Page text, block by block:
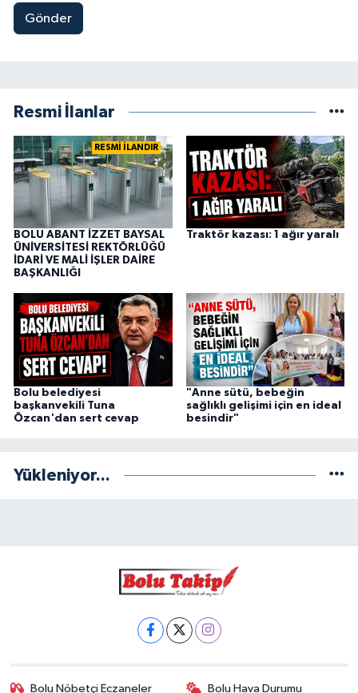
Gönder
Resmi İlanlar
RESMİ İLANDIR
BOLU ABANT İZZET BAYSAL
ÜNİVERSİTESİ REKTÖRLÜĞÜ
İDARİ VE MALİ İŞLER DAİRE
BAŞKANLIĞI
Traktör kazası: 1 ağır yaralı
Bolu belediyesi
başkanvekili Tuna
Özcan'dan sert cevap
"Anne sütü, bebeğin
sağlıklı gelişimi için en ideal
besindir"
Yükleniyor...
Bolu Nöbetçi Eczaneler Bolu Hava Durumu